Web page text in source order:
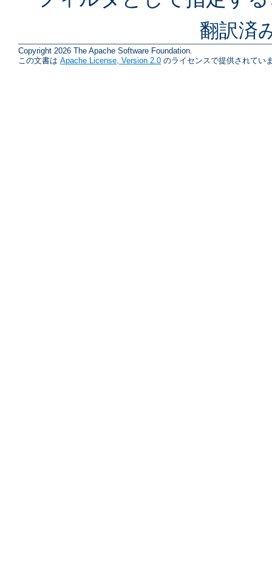
翻訳済
Copyright 2026 The Apache Software Foundation.
この文書は Apache License, Version 2.0 のライセンスで提供されてい